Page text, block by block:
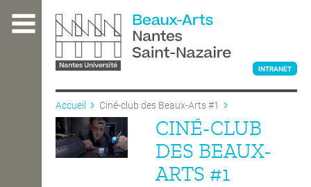
contenu
L'ÉCOLE
INTRANET
Accueil Ciné-club des Beaux-Arts #1
CINÉ-CLUB
DES BEAUX-
ARTS #1